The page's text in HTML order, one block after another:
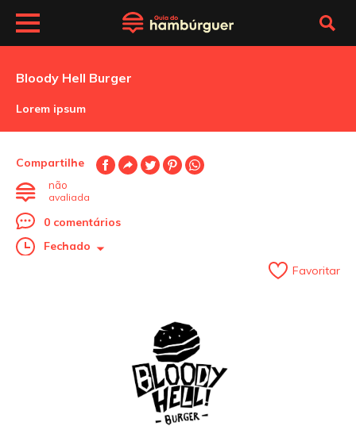
Bloody Hell Burger
Lorem ipsum
Compartilhe
não
avaliada
0 comentários
Fechado
Favoritar